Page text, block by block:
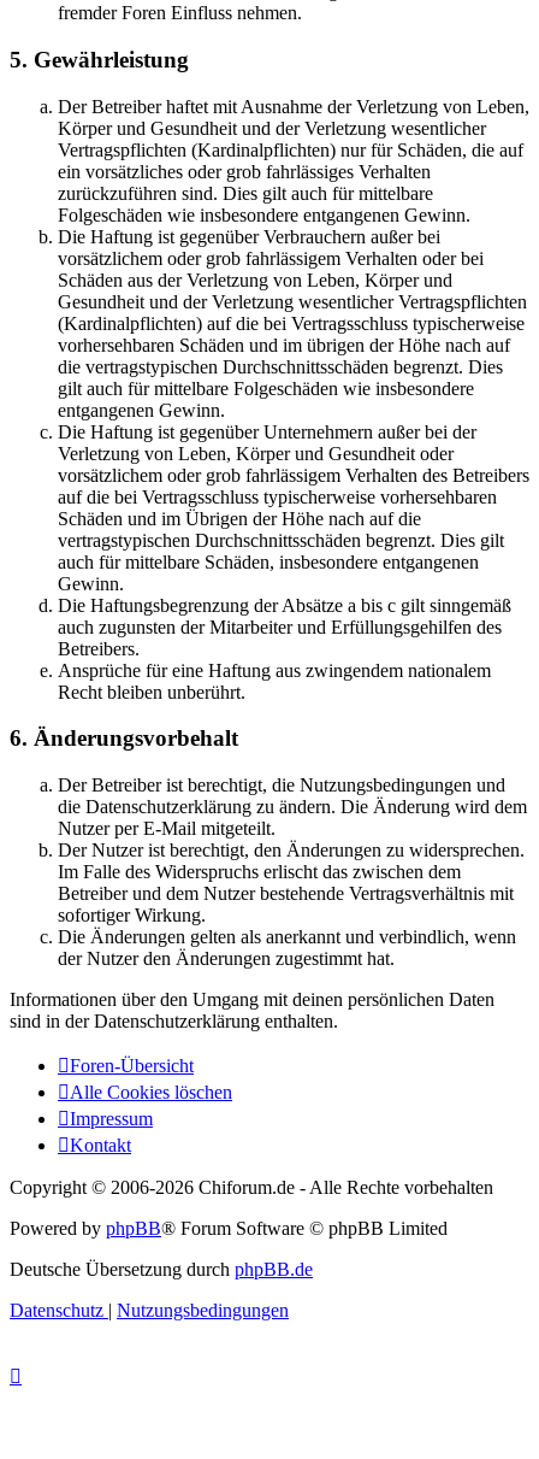
fremder Foren Einfluss nehmen.
5. Gewährleistung
Der Betreiber haftet mit Ausnahme der Verletzung von Leben,
Körper und Gesundheit und der Verletzung wesentlicher
Vertragspflichten (Kardinalpflichten) nur für Schäden, die auf
ein vorsätzliches oder grob fahrlässiges Verhalten
zurückzuführen sind. Dies gilt auch für mittelbare
Folgeschäden wie insbesondere entgangenen Gewinn.
Die Haftung ist gegenüber Verbrauchern außer bei
vorsätzlichem oder grob fahrlässigem Verhalten oder bei
Schäden aus der Verletzung von Leben, Körper und
Gesundheit und der Verletzung wesentlicher Vertragspflichten
(Kardinalpflichten) auf die bei Vertragsschluss typischerweise
vorhersehbaren Schäden und im übrigen der Höhe nach auf
die vertragstypischen Durchschnittsschäden begrenzt. Dies
gilt auch für mittelbare Folgeschäden wie insbesondere
entgangenen Gewinn.
Die Haftung ist gegenüber Unternehmern außer bei der
Verletzung von Leben, Körper und Gesundheit oder
vorsätzlichem oder grob fahrlässigem Verhalten des Betreibers
auf die bei Vertragsschluss typischerweise vorhersehbaren
Schäden und im Übrigen der Höhe nach auf die
vertragstypischen Durchschnittsschäden begrenzt. Dies gilt
auch für mittelbare Schäden, insbesondere entgangenen
Gewinn.
Die Haftungsbegrenzung der Absätze a bis c gilt sinngemäß
auch zugunsten der Mitarbeiter und Erfüllungsgehilfen des
Betreibers.
Ansprüche für eine Haftung aus zwingendem nationalem
Recht bleiben unberührt.
6. Änderungsvorbehalt
Der Betreiber ist berechtigt, die Nutzungsbedingungen und
die Datenschutzerklärung zu ändern. Die Änderung wird dem
Nutzer per E-Mail mitgeteilt.
Der Nutzer ist berechtigt, den Änderungen zu widersprechen.
Im Falle des Widerspruchs erlischt das zwischen dem
Betreiber und dem Nutzer bestehende Vertragsverhältnis mit
sofortiger Wirkung.
Die Änderungen gelten als anerkannt und verbindlich, wenn
der Nutzer den Änderungen zugestimmt hat.
Informationen über den Umgang mit deinen persönlichen Daten
sind in der Datenschutzerklärung enthalten.
Foren-Übersicht
Alle Cookies löschen
Impressum
Kontakt
Copyright © 2006-2026 Chiforum.de - Alle Rechte vorbehalten
Powered by phpBB® Forum Software © phpBB Limited
Deutsche Übersetzung durch phpBB.de
Datenschutz | Nutzungsbedingungen